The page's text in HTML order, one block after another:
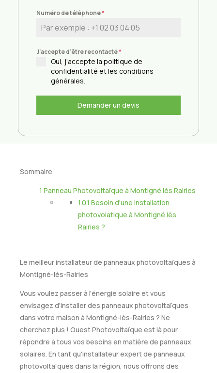
Numéro de téléphone*
J'accepte d'être recontacté*
Oui, j'accepte la politique de
confidentialité et les conditions
générales.
Demander un devis
Sommaire
1 Panneau Photovoltaïque à Montigné lès Rairies
1.0.1 Besoin d'une installation
photovolatique à Montigné lès
Rairies ?
Le meilleur installateur de panneaux photovoltaïques à
Montigné-lès-Rairies
Vous voulez passer à l'énergie solaire et vous
envisagez d'installer des panneaux photovoltaïques
dans votre maison à Montigné-lès-Rairies ? Ne
cherchez plus ! Ouest Photovoltaïque est là pour
répondre à tous vos besoins en matière de panneaux
solaires. En tant qu'installateur expert de panneaux
photovoltaïques dans la région, nous offrons des